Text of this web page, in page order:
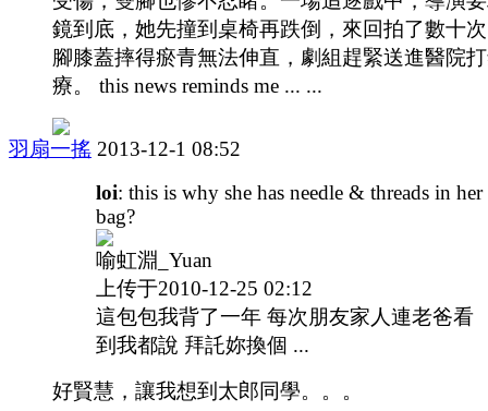
鏡到底，她先撞到桌椅再跌倒，來回拍了數十
腳膝蓋摔得瘀青無法伸直，劇組趕緊送進醫院
療。 this news reminds me ... ...
羽扇一搖 2013-12-1 08:52
loi: this is why she has needle & threads in her
bag?
喻虹淵_Yuan
上传于2010-12-25 02:12
這包包我背了一年 每次朋友家人連老爸看
到我都說 拜託妳換個 ...
好賢慧，讓我想到太郎同學。。。